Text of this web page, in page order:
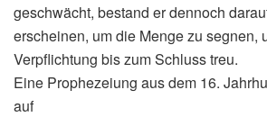
geschwächt, bestand er dennoch
erscheinen, um die Menge zu segnen,
Verpflichtung bis zum Schluss treu.
Eine Prophezeiung aus dem 16.
auf